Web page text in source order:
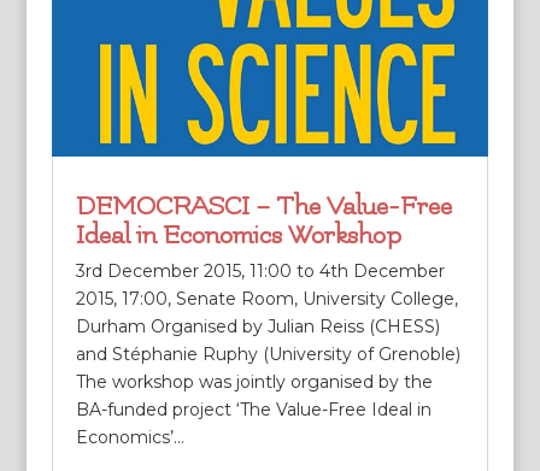
DEMOCRASCI – The Value-Free
Ideal in Economics Workshop
3rd December 2015, 11:00 to 4th December
2015, 17:00, Senate Room, University College,
Durham Organised by Julian Reiss (CHESS)
and Stéphanie Ruphy (University of Grenoble)
The workshop was jointly organised by the
BA-funded project ‘The Value-Free Ideal in
Economics’...